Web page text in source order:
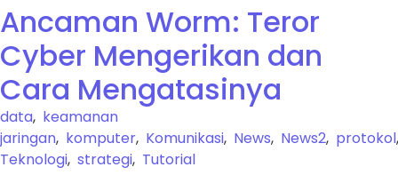
Ancaman Worm: Teror
Cyber Mengerikan dan
Cara Mengatasinya
data, keamanan
jaringan, komputer, Komunikasi, News, News2, protokol
Teknologi, strategi, Tutorial